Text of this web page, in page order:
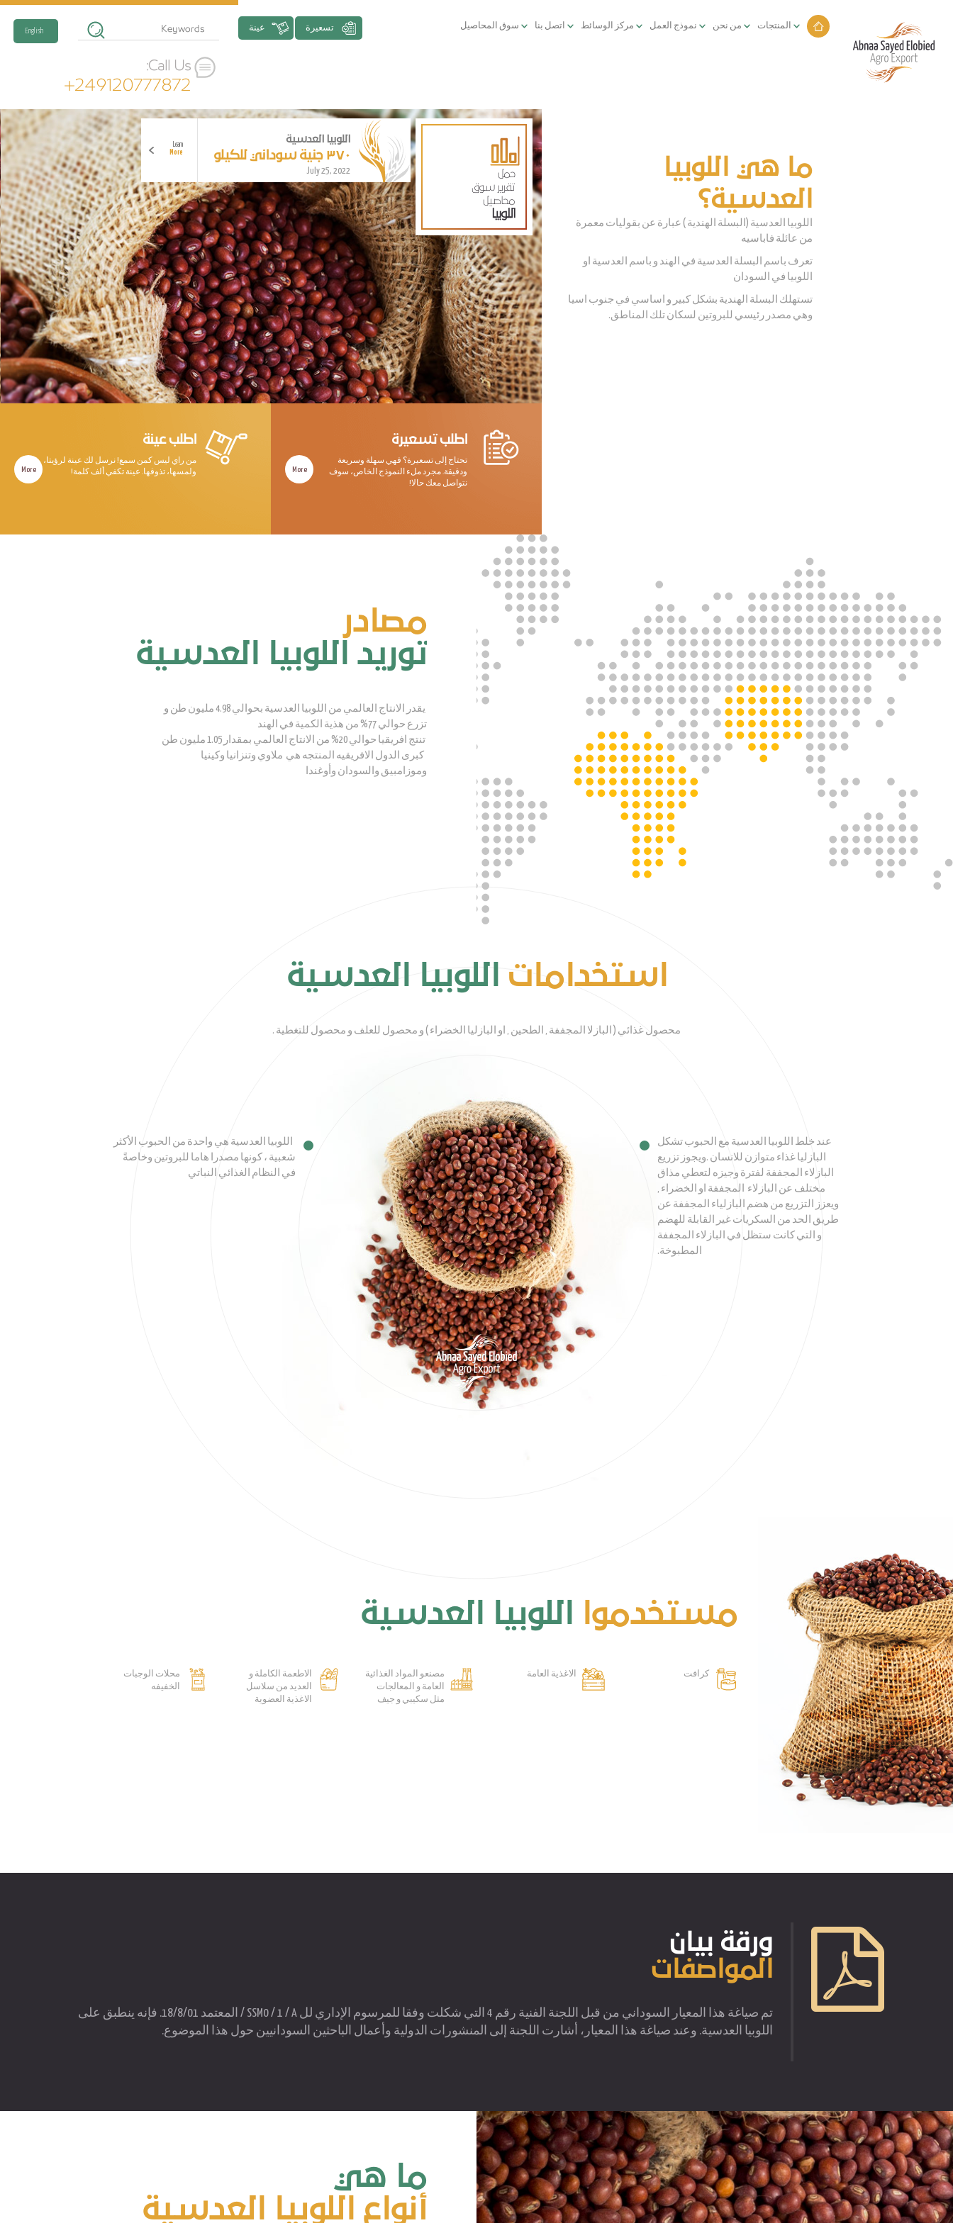
المنتجات من نحن نموذج العمل مركز الوسائط اتصل بنا سوق المحاصيل تسعيرة عينة English
Call Us:
+249120777872
حمل
تقرير سوق
محاصيل
اللوبيا
اللوبيا العدسية
٣٧٠ جنية سوداني للكيلو
July 25, 2022
Learn
More
اطلب تسعيرة
تحتاج إلى تسعيرة؟ فهي سهلة وسريعة
ودقيقة. مجرد ملء النموذج الخاص، سوف
نتواصل معك حالا!
More
اطلب عينة
من راي ليس كمن سمع! نرسل لك عينة لرؤيتا،
ولمسها، تذوقها. عينة تكفي ألف كلمة!
More
ما هي
اللوبيا
العدسية؟
اللوبيا العدسية (البسلة الهندية ) عبارة عن بقوليات معمرة
من عائلة فاباسيه
تعرف باسم البسلة العدسية في الهند و باسم العدسية او
اللوبيا في السودان
تستهلك البسلة الهندية بشكل كبير و اساسي في جنوب اسيا
وهي مصدر رئيسي للبروتين لسكان تلك المناطق.
مصادر
توريد اللوبيا العدسية
يقدر الانتاج العالمي من اللوبيا العدسية بحوالي 4.98 مليون طن و
تزرع حوالي 77% من هذية الكمية في الهند
تنتج افريقيا حوالي 20% من الانتاج العالمي بمقدار 1.05 مليون طن
كبرى الدول الافريقيه المنتجه هي ملاوي وتنزانيا وكينيا
وموزامبيق والسودان وأوغندا
استخدامات اللوبيا العدسية
محصول غذائي ( البازلا المجففة , الطحين , او البازليا الخضراء ) و محصول للعلف و محصول للتغطية .
عند خلط اللوبيا العدسية مع الحبوب تشكل
البازليا غذاء متوازن للانسان .ويجوز تزريع
البازلاء المجففة لفترة وجيزه لتعطي مذاق
مختلف عن البازلاء المجففة او الخضراء ,
ويعزز التزريع من هضم البازلياء المجففة عن
طريق الحد من السكريات غير القابلة للهضم
و التي كانت ستظل في البازلاء
المجففة
المطبوخة.
اللوبيا العدسية هي واحدة من الحبوب الأكثر
شعبية ، كونها مصدرا هاما للبروتين وخاصةً
في النظام الغذائي النباتي
مستخدموا اللوبيا العدسية
كرافت الاغذية العامة
مصنعو المواد الغذائية
العامة و المعالجات
مثل سكيبي و جيف
الاطعمة الكاملة و
العديد من سلاسل
الاغذية العضوية
محلات الوجبات
الخفيفه
ورقة بيان
المواصفات
تم صياغة هذا المعيار السوداني من قبل اللجنة الفنية رقم 4 التي شكلت وفقا للمرسوم الإداري لل SSM0 / 1 / A / المعتمد 18/8/01. فإنه ينطبق على
اللوبيا العدسية. وعند صياغة هذا المعيار، أشارت اللجنة إلى المنشورات الدولية وأعمال الباحثين السودانيين حول هذا الموضوع.
ما هي
أنواع اللوبيا العدسية